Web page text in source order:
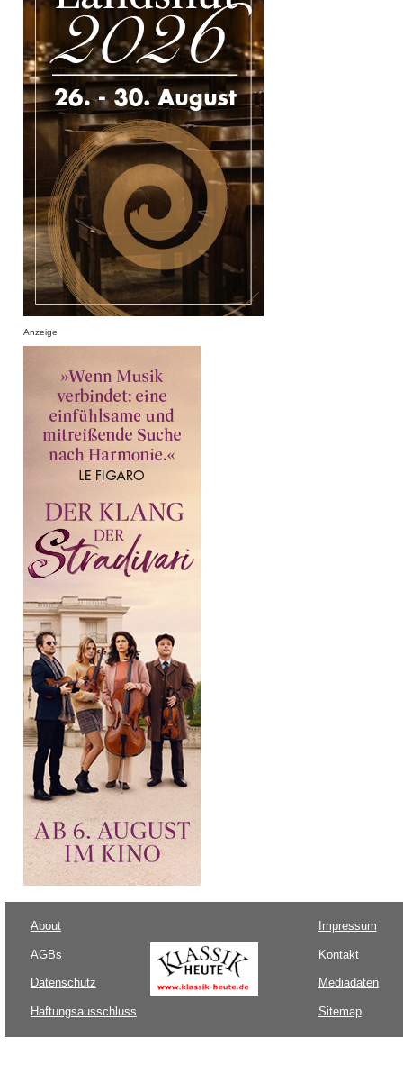
Anzeige
About
AGBs
Datenschutz
Haftungsausschluss
Impressum
Kontakt
Mediadaten
Sitemap